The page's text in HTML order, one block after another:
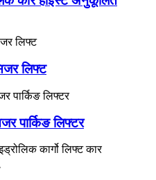
लिफ्ट
पार्किङ लिफ्टर